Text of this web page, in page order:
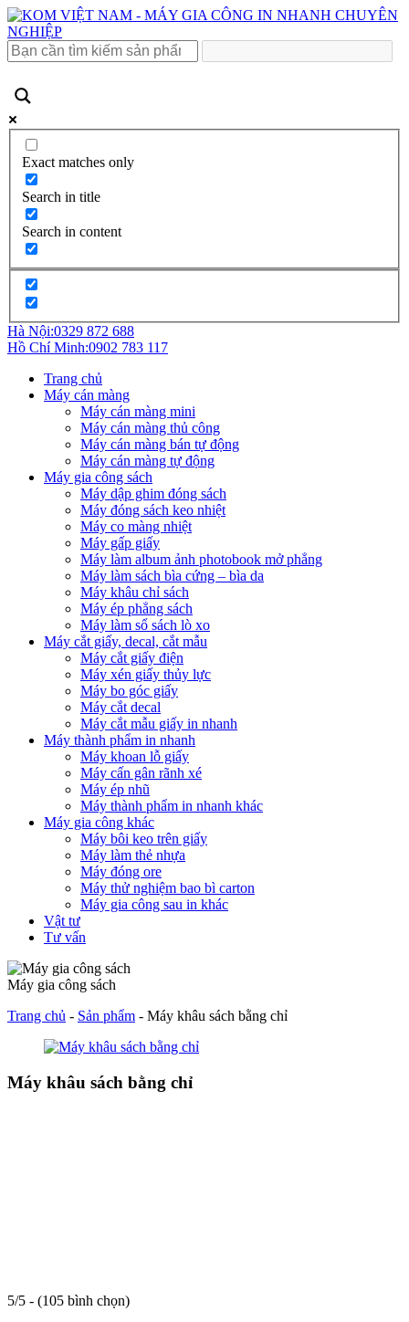
Exact matches only
Search in title
Search in content
Hà Nội:0329 872 688
Hồ Chí Minh:0902 783 117
Trang chủ
Máy cán màng
Máy cán màng mini
Máy cán màng thủ công
Máy cán màng bán tự động
Máy cán màng tự động
Máy gia công sách
Máy dập ghim đóng sách
Máy đóng sách keo nhiệt
Máy co màng nhiệt
Máy gấp giấy
Máy làm album ảnh photobook mở phẳng
Máy làm sách bìa cứng – bìa da
Máy khâu chỉ sách
Máy ép phẳng sách
Máy làm sổ sách lò xo
Máy cắt giấy, decal, cắt mẫu
Máy cắt giấy điện
Máy xén giấy thủy lực
Máy bo góc giấy
Máy cắt decal
Máy cắt mẫu giấy in nhanh
Máy thành phẩm in nhanh
Máy khoan lỗ giấy
Máy cấn gân rãnh xé
Máy ép nhũ
Máy thành phẩm in nhanh khác
Máy gia công khác
Máy bôi keo trên giấy
Máy làm thẻ nhựa
Máy đóng ore
Máy thử nghiệm bao bì carton
Máy gia công sau in khác
Vật tư
Tư vấn
Máy gia công sách
Trang chủ - Sản phẩm - Máy khâu sách bằng chỉ
Máy khâu sách bằng chỉ
5/5 - (105 bình chọn)